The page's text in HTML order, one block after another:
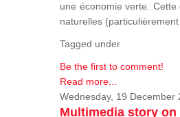
une économie verte.
naturelles
Tagged under
Be the first to comment!
Read more...
Wednesday, 19 December
Multimedia story